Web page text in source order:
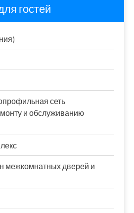
гостей
сеть
и обслуживанию
межкомнатных дверей и